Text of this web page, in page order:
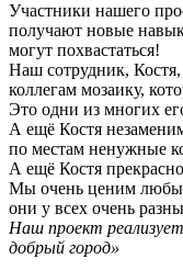
Участники нашего
получают новые
могут похвастаться!
Наш сотрудник, Костя,
коллегам мозаику,
Это одни из многих
А ещё Костя
по местам ненужные
А ещё Костя
Мы очень ценим
они у всех очень
Наш проект
добрый город»